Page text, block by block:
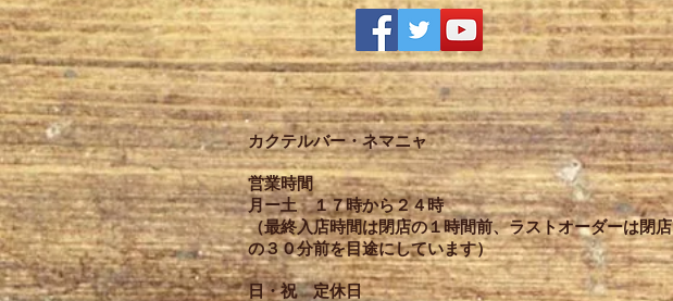
カクテルバー・ネマニャ
営業時間
月ー土 １７時から２４時
​（最終入店時間は閉店の１時間前、ラストオーダーは閉店
の３０分前を目途にしています）
日・祝 定休日